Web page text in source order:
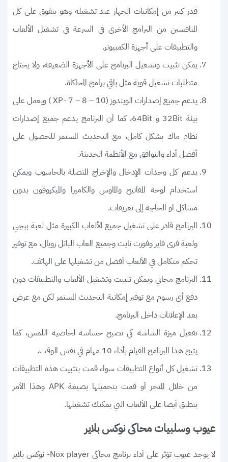
قدر كبير من إمكانيات الجهاز عند تشغيله وهو يتفوق على كل
المنافسين من البرامج الأخرى في السرعة في تشغيل الألعاب
والتطبيقات على أجهزة الكمبيوتر.
يمكن تثبيت وتشغيل البرنامج على الأجهزة الضعيفة، ولا يحتاج
متطلبات تشغيل قوية مثل باقي برامج المحاكاة.
يدعم جميع إصدارات الويندوز (XP- 7 – 8 – 10 ) ويعمل على
بيئة 32Bit و 64Bit، كما أن البرنامج يدعم جميع إصدارات
نظام ماك بشكل كامل، مع التحديث المستمر للحصول على
أفضل أداء والتوافق مع الأنظمة الحديثة.
يدعم كل وحدات الإدخال والإخراج المتصلة بالحاسوب ويمكن
استخدام لوحة المفاتيح والماوس والكاميرا والميكروفون بدون
مشاكل او الحاجة إلى تعريفات.
البرنامج قادر على تشغيل جميع الألعاب الكبيرة مثل لعبة ببجي
ولعبة فرى فاير وفورت نايت وجميع العاب الباتل رويال، مع توفير
تحكم متكامل في الألعاب أفضل من تشغيلها على الهاتف.
البرنامج مجاني ويمكن تثبيت وتشغيل الألعاب والتطبيقات دون
دفع أي رسوم مع توفير إمكانية التحديث المستمر لكن مع عرض
بعد الإعلانات داخل البرنامج.
تفعيل ميزة الشاشة كي تصبح حساسة لخاصية اللمس، كما
يتيح هذا البرنامج القيام بأداء 10 مهام في نفس الوقت.
تشغيل كل أنواع التطبيقات سواء قمت بتثبيت هذه التطبيقات
من خلال المتجر أو قمت بتحميلها بصيغة APK وهذا الأمر
ينطبق أيضا على الألعاب التي يمكنك تشغيلها.
عيوب وسلبيات محاكى نوكس بلاير
لا يوجد عيوب تؤثر على أداء برنامج محاكى Nox player- نوكس بلاير